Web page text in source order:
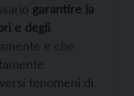
garantire la
e degli
e che
fenomeni di